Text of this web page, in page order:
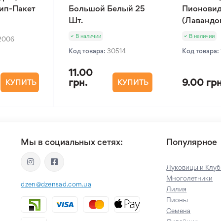
Пакет
КУПИТЬ
Большой Белый 25
Шт.
В наличии
Код товара: 30514
11.00
грн.
КУПИТЬ
В наличии
Код товара:
9.00
Мы в социальных сетях:
dzen@dzensad.com.ua
Популярное
Луковицы и
Многолетники
Лилия
Пионы
Семена